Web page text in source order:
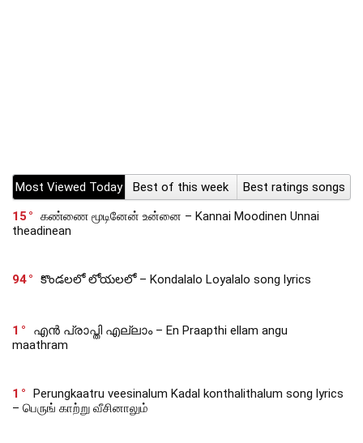
Most Viewed Today Best of this week
Best ratings songs
15
கண்ணை மூடினேன் உன்னை – Kannai Moodinen Unnai
theadinean
94 కొండలలో లోయలలో – Kondalalo Loyalalo song lyrics
1
എൻ പ്രാപ്തി എല്ലാം – En Praapthi ellam angu
maathram
1
Perungkaatru veesinalum Kadal konthalithalum song lyrics
– பெருங் காற்று வீசினாலும்